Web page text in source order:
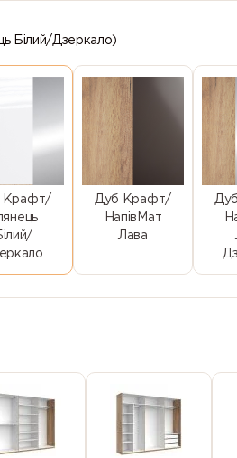
Білий/Дзеркало)
Крафт/
Дуб Крафт/
НапівМат
Лава